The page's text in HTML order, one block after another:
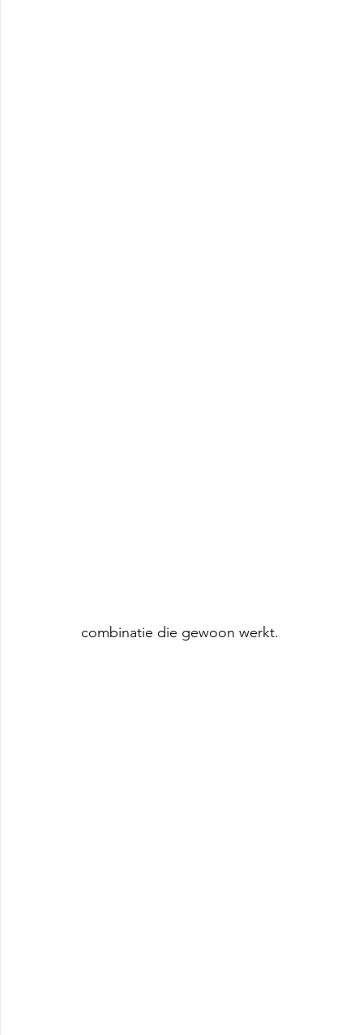
combinatie die gewoon werkt.